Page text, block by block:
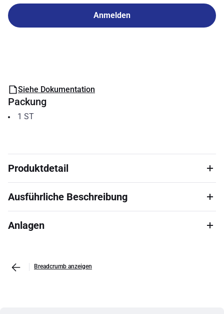
Anmelden
Siehe Dokumentation
Packung
1 ST
Produktdetail
Ausführliche Beschreibung
Anlagen
Breadcrumb anzeigen